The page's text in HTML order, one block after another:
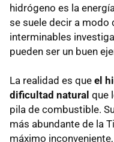
hidrógeno es la
se suele decir a modo
interminables
pueden ser un buen
La realidad es que el
dificultad natural que
pila de combustible.
más abundante de la
máximo